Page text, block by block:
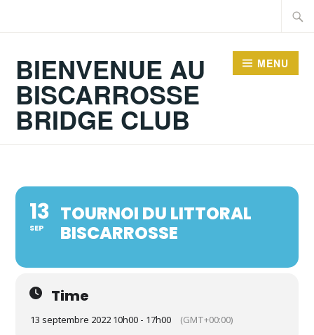
principalBIENVENUE AU
BISCARROSSE
BRIDGE CLUB
MENU
13
SEP
TOURNOI DU LITTORAL
BISCARROSSE
Time
13 septembre 2022 10h00 - 17h00 (GMT+00:00)